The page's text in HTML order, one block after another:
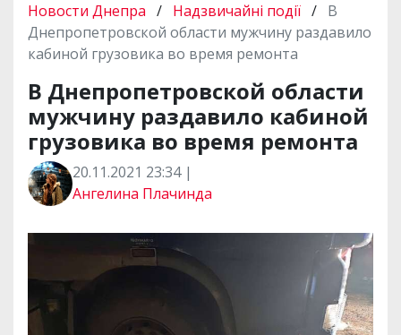
Новости Днепра / Надзвичайні події / В
Днепропетровской области мужчину раздавило
кабиной грузовика во время ремонта
В Днепропетровской области
мужчину раздавило кабиной
грузовика во время ремонта
20.11.2021 23:34 |
Ангелина Плачинда